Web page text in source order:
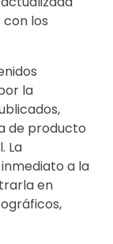
los
la
de producto
La
a la
en